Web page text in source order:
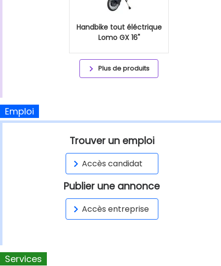
Handbike tout éléctrique
Lomo GX 16"
Plus de produits
Emploi
Trouver un emploi
Accès candidat
Publier une annonce
Accès entreprise
Services